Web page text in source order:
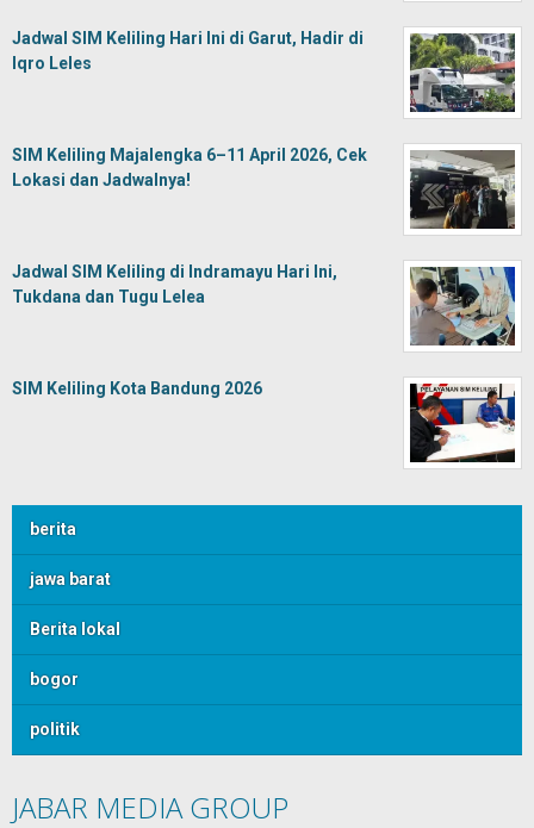
Jadwal SIM Keliling Hari Ini di Garut, Hadir di
Iqro Leles
SIM Keliling Majalengka 6–11 April 2026, Cek
Lokasi dan Jadwalnya!
Jadwal SIM Keliling di Indramayu Hari Ini,
Tukdana dan Tugu Lelea
SIM Keliling Kota Bandung 2026
berita
jawa barat
Berita lokal
bogor
politik
JABAR MEDIA GROUP